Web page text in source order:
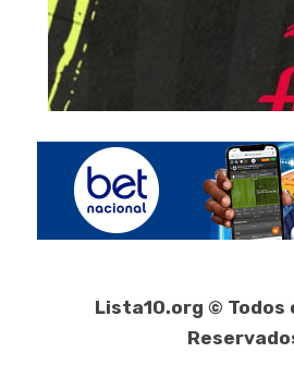
Lista10.org © Todos